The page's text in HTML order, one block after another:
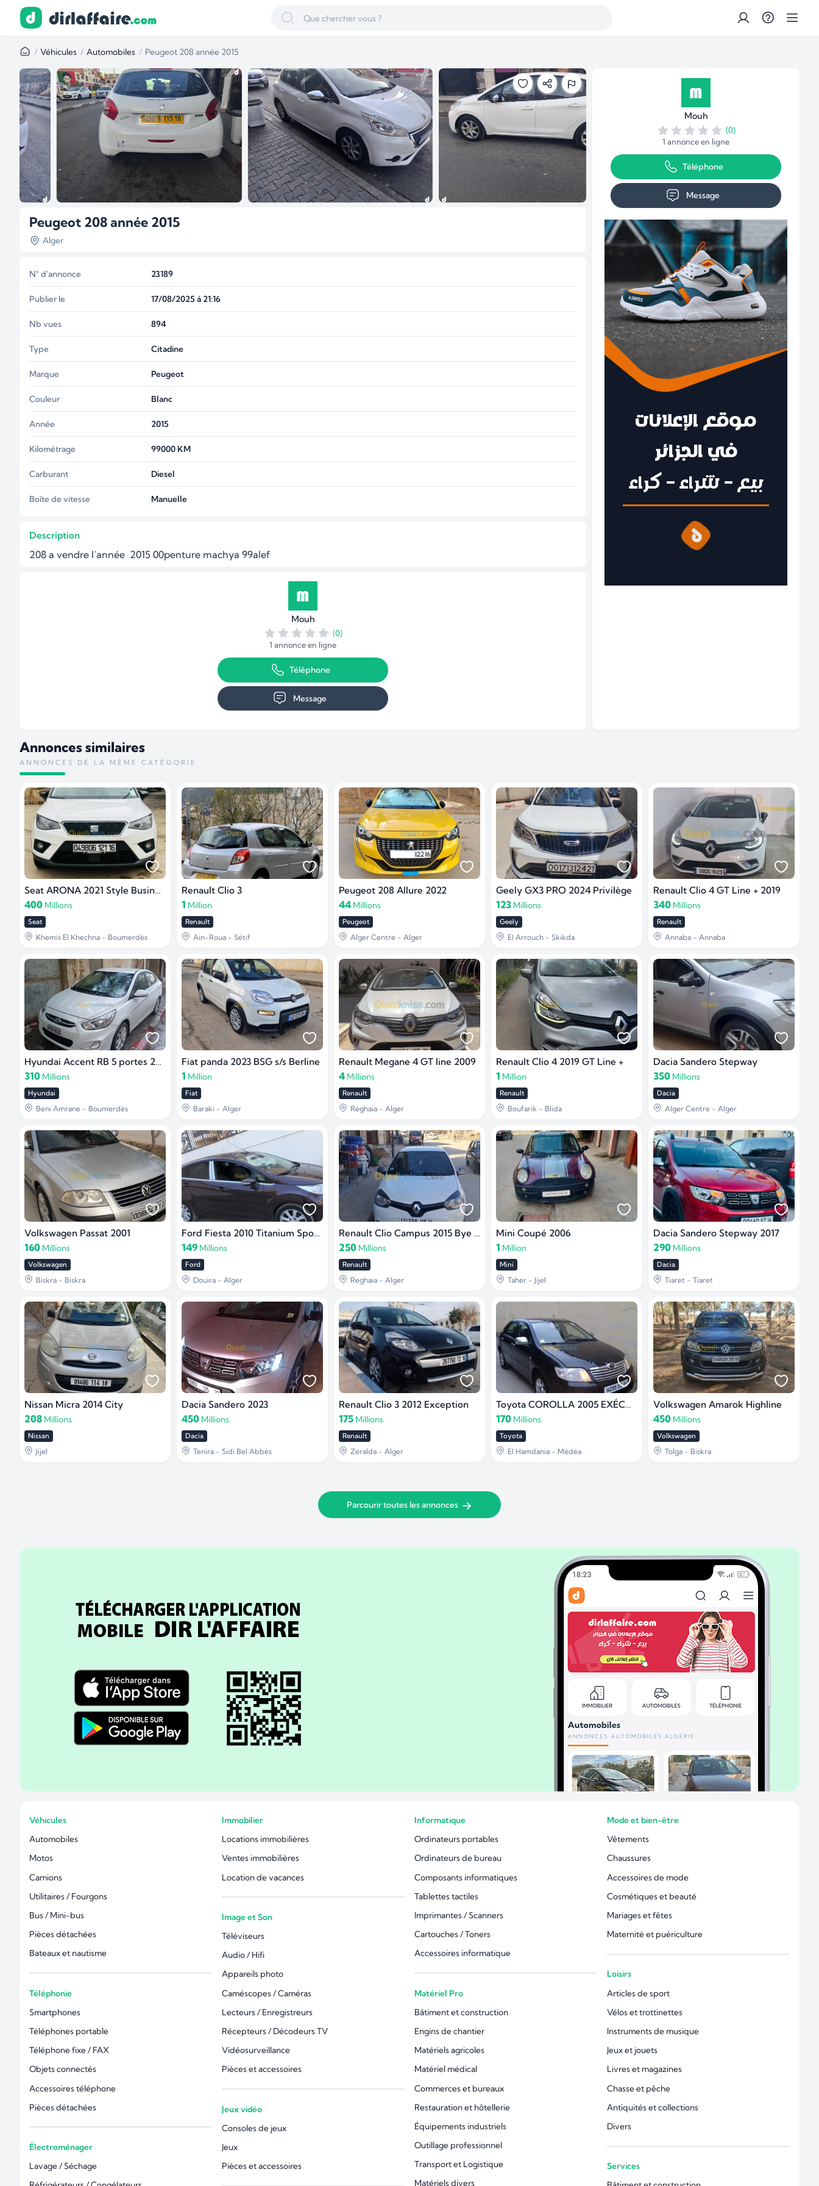
Véhicules Automobiles Peugeot 208 année 2015
Peugeot 208 année 2015
Alger
N° d'annonce 23189
Publier le 17/08/2025 á 21:16
Nb vues 894
Type Citadine
Marque Peugeot
Couleur Blanc
Année 2015
Kilométrage 99000KM
Carburant Diesel
Boîte de vitesse Manuelle
Description
208 a vendre l’année  2015 00penture machya 99alef
Mouh
(0)
1 annonce en ligne
Téléphone
Message
Mouh
(0)
1 annonce en ligne
Téléphone
Message
Annonces similaires
ANNONCES DE LA MÊME CATÉGORIE
Seat ARONA 2021 Style Business
400 Millions
Seat
Khemis El Khechna - Boumerdès
Renault Clio 3
1 Million
Renault
Ain-Roua - Sétif
Peugeot 208 Allure 2022
44 Millions
Peugeot
Alger Centre - Alger
Geely GX3 PRO 2024 Privilège
123 Millions
Geely
El Arrouch - Skikda
Renault Clio 4 GT Line + 2019
340 Millions
Renault
Annaba - Annaba
Hyundai Accent RB 5 portes 2018 GL DZ
310 Millions
Hyundai
Beni Amrane - Boumerdès
Fiat panda 2023 BSG s/s Berline
1 Million
Fiat
Baraki - Alger
Renault Megane 4 GT line 2009
4 Millions
Renault
Reghaia - Alger
Renault Clio 4 2019 GT Line +
1 Million
Renault
Boufarik - Blida
Dacia Sandero Stepway
350 Millions
Dacia
Alger Centre - Alger
Volkswagen Passat 2001
160 Millions
Volkswagen
Biskra - Biskra
Ford Fiesta 2010 Titanium Sport pack
149 Millions
Ford
Douira - Alger
Renault Clio Campus 2015 Bye bye
250 Millions
Renault
Reghaia - Alger
Mini Coupé 2006
1 Million
Mini
Taher - Jijel
Dacia Sandero Stepway 2017
290 Millions
Dacia
Tiaret - Tiaret
Nissan Micra 2014 City
208 Millions
Nissan
Jijel
Dacia Sandero 2023
450 Millions
Dacia
Tenira - Sidi Bel Abbès
Renault Clio 3 2012 Exception
175 Millions
Renault
Zeralda - Alger
Toyota COROLLA 2005 EXÉCUTIVE
170 Millions
Toyota
El Hamdania - Médéa
Volkswagen Amarok Highline
450 Millions
Volkswagen
Tolga - Biskra
Parcourir toutes les annonces
Véhicules
Automobiles
Motos
Camions
Utilitaires / Fourgons
Bus / Mini-bus
Pièces détachées
Bateaux et nautisme
Téléphonie
Smartphones
Téléphones portable
Téléphone fixe / FAX
Objets connectés
Accessoires téléphone
Pièces détachées
Électroménager
Lavage / Séchage
Immobilier
Locations immobilières
Ventes immobilières
Location de vacances
Image et Son
Téléviseurs
Audio / Hifi
Appareils photo
Caméscopes / Caméras
Lecteurs / Enregistreurs
Récepteurs / Décodeurs TV
Vidéosurveillance
Pièces et accessoires
Jeux vidéo
Consoles de jeux
Jeux
Pièces et accessoires
Informatique
Ordinateurs portables
Ordinateurs de bureau
Composants informatiques
Tablettes tactiles
Imprimantes / Scanners
Cartouches / Toners
Accessoires informatique
Matériel Pro
Bâtiment et construction
Engins de chantier
Matériels agricoles
Matériel médical
Commerces et bureaux
Restauration et hôtellerie
Équipements industriels
Outillage professionnel
Transport et Logistique
Matériels divers
Mode et bien-être
Vêtements
Chaussures
Accessoires de mode
Cosmétiques et beauté
Mariages et fêtes
Maternité et puériculture
Loisirs
Articles de sport
Vélos et trottinettes
Instruments de musique
Jeux et jouets
Livres et magazines
Chasse et pêche
Antiquités et collections
Divers
Services